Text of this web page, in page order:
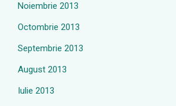
Noiembrie 2013
Octombrie 2013
Septembrie 2013
August 2013
Iulie 2013